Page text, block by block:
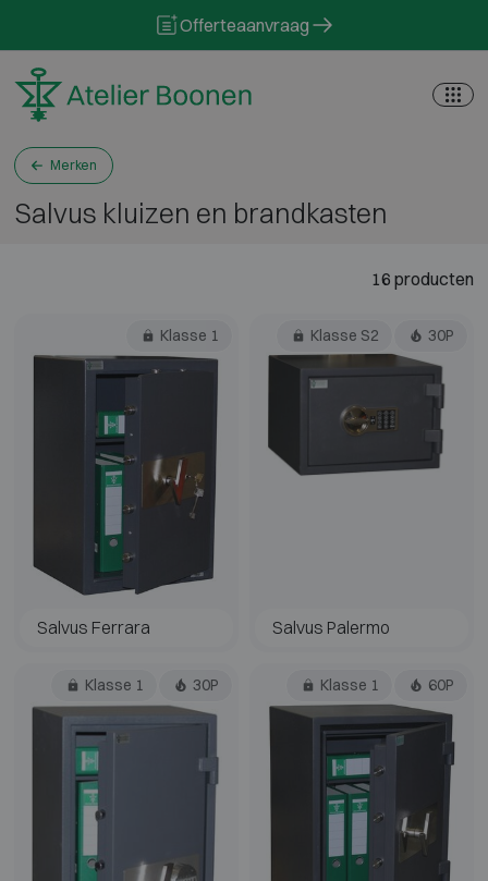
Offerteaanvraag
Merken
Salvus kluizen en brandkasten
16 producten
Klasse 1
Salvus Ferrara
Klasse S2 30P
Salvus Palermo
Klasse 1 30P Klasse 1 60P